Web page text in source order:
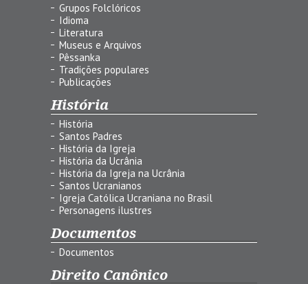
Grupos Folclóricos
Idioma
Literatura
Museus e Arquivos
Pêssanka
Tradições populares
Publicações
História
História
Santos Padres
História da Igreja
História da Ucrânia
História da Igreja na Ucrânia
Santos Ucranianos
Igreja Católica Ucraniana no Brasil
Personagens ilustres
Documentos
Documentos
Direito Canônico